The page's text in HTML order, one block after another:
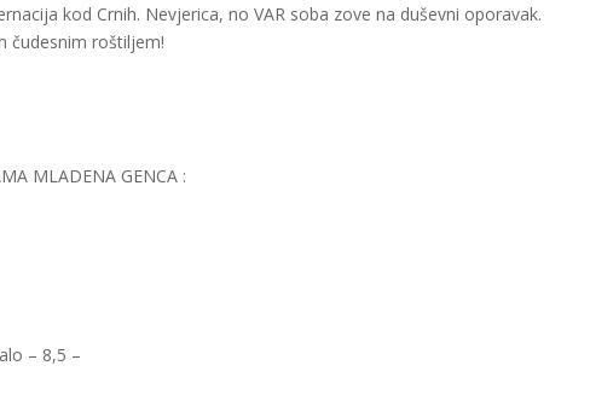
kod Crnih. Nevjerica, no VAR soba zove na duševni oporavak.
čudesnim roštiljem!
MLADENA GENCA :
– 8,5 –